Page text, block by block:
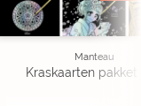
Manteau
Kraskaarten pakket